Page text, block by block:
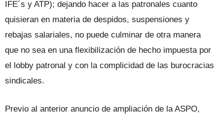
IFE´s y ATP); dejando hacer a las patronales cuanto
quisieran en materia de despidos, suspensiones y
rebajas salariales, no puede culminar de otra manera
que no sea en una flexibilización de hecho impuesta por
el lobby patronal y con la complicidad de las burocracias
sindicales.
Previo al anterior anuncio de ampliación de la ASPO,